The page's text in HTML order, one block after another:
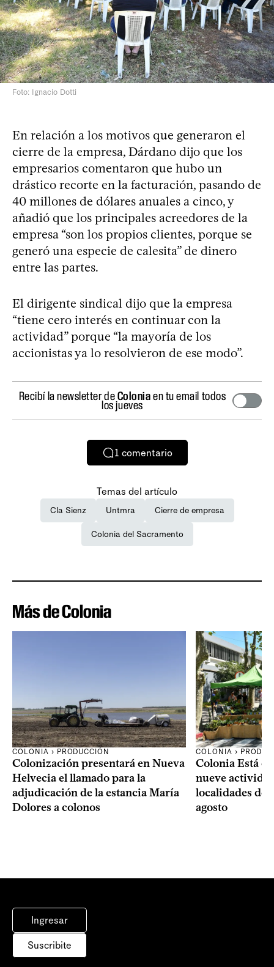
Foto: Ignacio Dotti
En relación a los motivos que generaron el
cierre de la empresa, Dárdano dijo que los
empresarios comentaron que hubo un
drástico recorte en la facturación, pasando de
40 millones de dólares anuales a cinco, y
añadió que los principales acreedores de la
empresa “son los propios clientes, porque se
generó una especie de calesita” de dinero
entre las partes.
El dirigente sindical dijo que la empresa
“tiene cero interés en continuar con la
actividad” porque “la mayoría de los
accionistas ya lo resolvieron de ese modo”.
Recibí la newsletter deColoniaen tu email todos
los jueves
1 comentario
Temas del artículo
Cla Sienz Untmra Cierre de empresa
Colonia del Sacramento
Más de Colonia
COLONIA › PRODUCCIÓN
Colonización presentará en Nueva
Helvecia el llamado para la
adjudicación de la estancia María
Dolores a colonos
COLONIA ›
Colonia Está
nueve
localidades del
agosto
Ingresar
Suscribite